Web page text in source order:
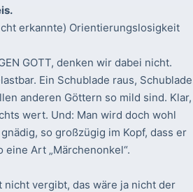
erkannte) Orientierungslosigkeit
GOTT, denken wir dabei nicht.
Ein Schublade raus, Schublade
anderen Göttern so mild sind. Klar,
wert. Und: Man wird doch wohl
so großzügig im Kopf, dass er
Art „Märchenonkel“.
nicht vergibt, das wäre ja nicht der